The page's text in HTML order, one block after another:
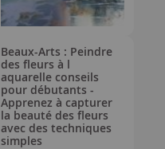
Beaux-Arts : Peindre
des fleurs à l
aquarelle conseils
pour débutants -
Apprenez à capturer
la beauté des fleurs
avec des techniques
simples